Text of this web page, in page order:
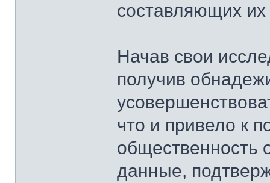
составляющих их
Начав свои
получив
что и привело к
общественность
данные,